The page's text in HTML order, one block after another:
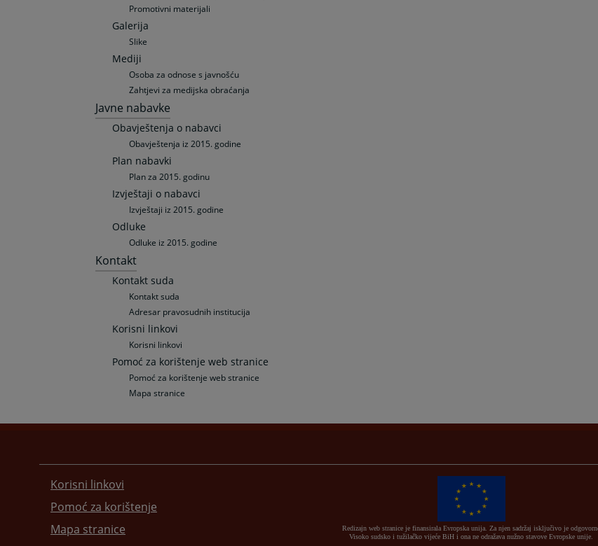
Promotivni materijali
Galerija
Slike
Mediji
Osoba za odnose s javnošću
Zahtjevi za medijska obraćanja
Javne nabavke
Obavještenja o nabavci
Obavještenja iz 2015. godine
Plan nabavki
Plan za 2015. godinu
Izvještaji o nabavci
Izvještaji iz 2015. godine
Odluke
Odluke iz 2015. godine
Kontakt
Kontakt suda
Kontakt suda
Adresar pravosudnih institucija
Korisni linkovi
Korisni linkovi
Pomoć za korištenje web stranice
Pomoć za korištenje web stranice
Mapa stranice
Korisni linkovi
Pomoć za korištenje
Mapa stranice
Redizajn web stranice je finansirala Evropska unija. Za njen sadržaj isključivo je
Visoko sudsko i tužilačko vijeće BiH i ona ne odražava nužno stavove Evropske unije.